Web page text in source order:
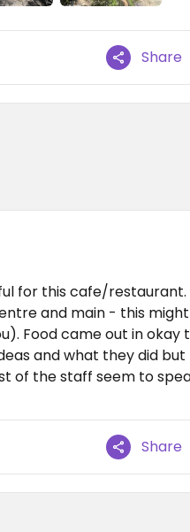
Share
for this cafe/
and main - this
Food came out in okay
and what they did
of the staff seem to
Share